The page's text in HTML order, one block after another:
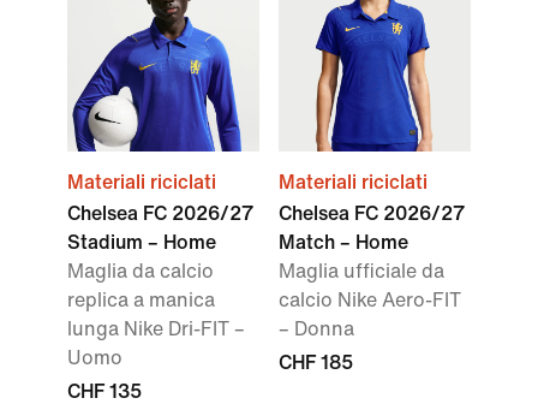
Materiali riciclati
Chelsea FC 2026/27
Stadium – Home
Maglia da calcio
replica a manica
lunga Nike Dri-FIT –
Uomo
CHF 135
Materiali riciclati
Chelsea FC 2026/27
Match – Home
Maglia ufficiale da
calcio Nike Aero-FIT
– Donna
CHF 185